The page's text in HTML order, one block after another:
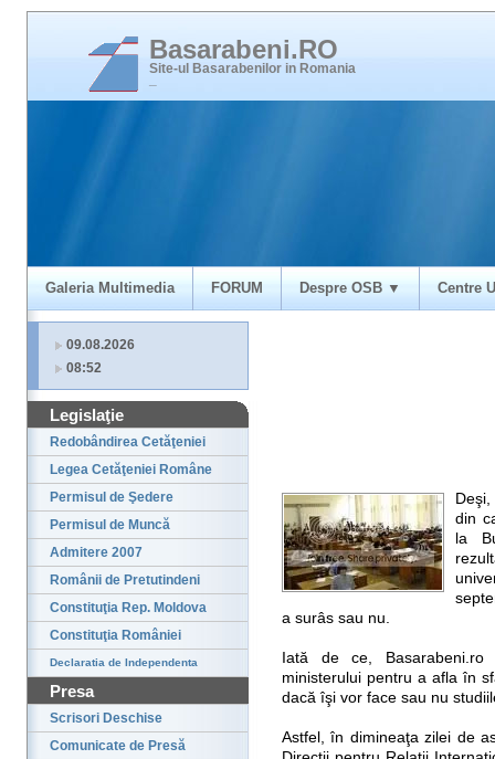
Basarabeni.RO
Site-ul Basarabenilor in Romania
Galeria Multimedia FORUM Despre OSB ▼ Centre
09.08.2026
08:52
Legislaţie
Redobândirea Cetăţeniei
Legea Cetăţeniei Române
Permisul de Şedere
Permisul de Muncă
Admitere 2007
Românii de Pretutindeni
Constituţia Rep. Moldova
Constituţia României
Declaratia de Independenta
Presa
Scrisori Deschise
Comunicate de Presă
din
la
a surâs sau nu.
Iată de ce,
ministerului pentru a afla în
dacă îşi vor face sau nu
Astfel, în dimineaţa zilei de